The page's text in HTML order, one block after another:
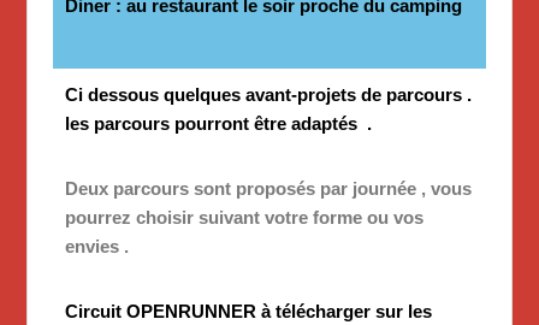
Diner : au restaurant le soir proche du camping
Ci dessous quelques avant-projets de parcours .
les parcours pourront être adaptés .
Deux parcours sont proposés par journée , vous
pourrez choisir suivant votre forme ou vos
envies .
Circuit OPENRUNNER à télécharger sur les